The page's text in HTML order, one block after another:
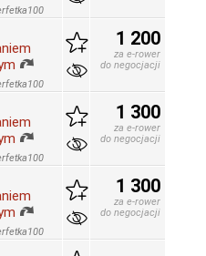
1 200
za e-rower
do negocjacji
1 300
za e-rower
do negocjacji
1 300
za e-rower
do negocjacji